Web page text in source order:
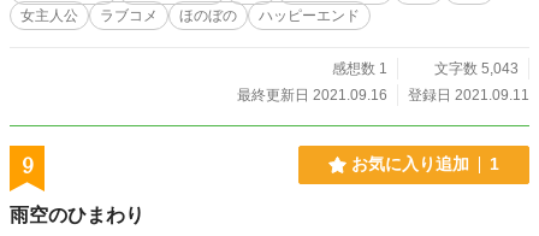
女主人公
ラブコメ ほのぼの ハッピーエンド
感想数 1
文字数 5,043
最終更新日 2021.09.16
登録日 2021.09.11
9 お気に入り追加 1
雨空のひまわり